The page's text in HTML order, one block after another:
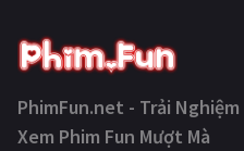
PhimFun.net - Trải Nghiệm
Xem Phim Fun Mượt Mà